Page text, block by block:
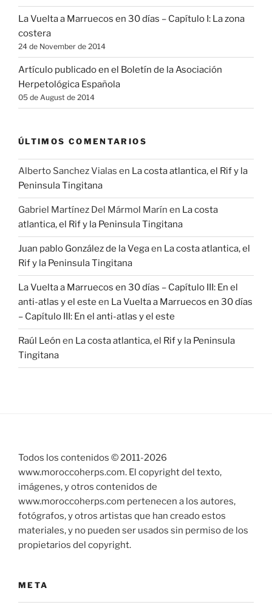
La Vuelta a Marruecos en 30 días – Capítulo I: La zona
costera
24 de November de 2014
Artículo publicado en el Boletín de la Asociación
Herpetológica Española
05 de August de 2014
ÚLTIMOS COMENTARIOS
Alberto Sanchez Vialas en La costa atlantica, el Rif y la
Peninsula Tingitana
Gabriel Martínez Del Mármol Marín en La costa
atlantica, el Rif y la Peninsula Tingitana
Juan pablo González de la Vegaen La costa atlantica, el
Rif y la Peninsula Tingitana
La Vuelta a Marruecos en 30 días – Capítulo III: En el
anti-atlas y el este en La Vuelta a Marruecos en 30 días
– Capítulo III: En el anti-atlas y el este
Raúl León en La costa atlantica, el Rif y la Peninsula
Tingitana
Todos los contenidos © 2011-2026
www.moroccoherps.com. El copyright del texto,
imágenes, y otros contenidos de
www.moroccoherps.com pertenecen a los autores,
fotógrafos, y otros artistas que han creado estos
materiales, y no pueden ser usados sin permiso de los
propietarios del copyright.
META